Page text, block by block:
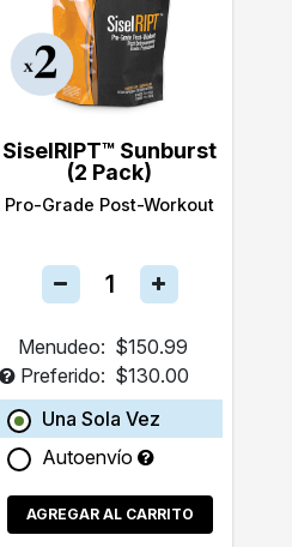
SiselRIPT™ Sunburst
(2 Pack)
Pro-Grade Post-Workout
Menudeo: $150.99
Preferido: $130.00
Una Sola Vez
Autoenvío
AGREGAR AL CARRITO